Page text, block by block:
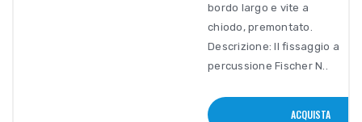
bordo largo e vite a
chiodo, premontato.
Descrizione: Il fissaggio a
percussione Fischer N..
ACQUISTA